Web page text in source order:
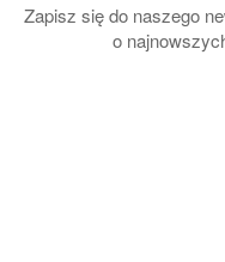
Zapisz się do naszego
o